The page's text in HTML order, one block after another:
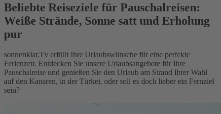
Beliebte Reiseziele für Pauschalreisen:
Weiße Strände, Sonne satt und Erholung
pur
sonnenklar.Tv erfüllt Ihre Urlaubswünsche für eine perfekte
Ferienzeit. Entdecken Sie unsere Urlaubsangebote für Ihre
Pauschalreise und genießen Sie den Urlaub am Strand Ihrer Wahl
auf den Kanaren, in der Türkei, oder soll es doch lieber ein Fernziel
sein?